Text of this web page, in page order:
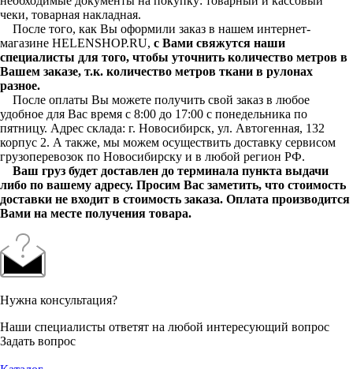
чеки, товарная накладная.
После того, как Вы оформили заказ в нашем интернет-
магазине HELENSHOP.RU, с Вами свяжутся наши
специалисты для того, чтобы уточнить количество метров в
Вашем заказе, т.к. количество метров ткани в рулонах
разное.
После оплаты Вы можете получить свой заказ в любое
удобное для Вас время с 8:00 до 17:00 с понедельника по
пятницу. Адрес склада: г. Новосибирск, ул. Автогенная, 132
корпус 2. А также, мы можем осуществить доставку сервисом
грузоперевозок по Новосибирску и в любой регион РФ.
Ваш груз будет доставлен до терминала пункта выдачи
либо по вашему адресу. Просим Вас заметить, что стоимость
доставки не входит в стоимость заказа. Оплата производится
Вами на месте получения товара.
Нужна консультация?
Наши специалисты ответят на любой интересующий вопрос
Задать вопрос